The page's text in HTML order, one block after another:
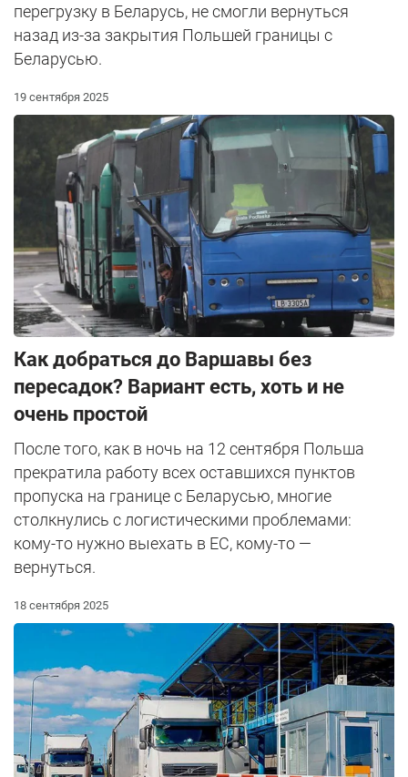
перегрузку в Беларусь, не смогли вернуться
назад из-за закрытия Польшей границы с
Беларусью.
19 сентября 2025
Как добраться до Варшавы без
пересадок? Вариант есть, хоть и не
очень простой
После того, как в ночь на 12 сентября Польша
прекратила работу всех оставшихся пунктов
пропуска на границе с Беларусью, многие
столкнулись с логистическими проблемами:
кому-то нужно выехать в ЕС, кому-то —
вернуться.
18 сентября 2025